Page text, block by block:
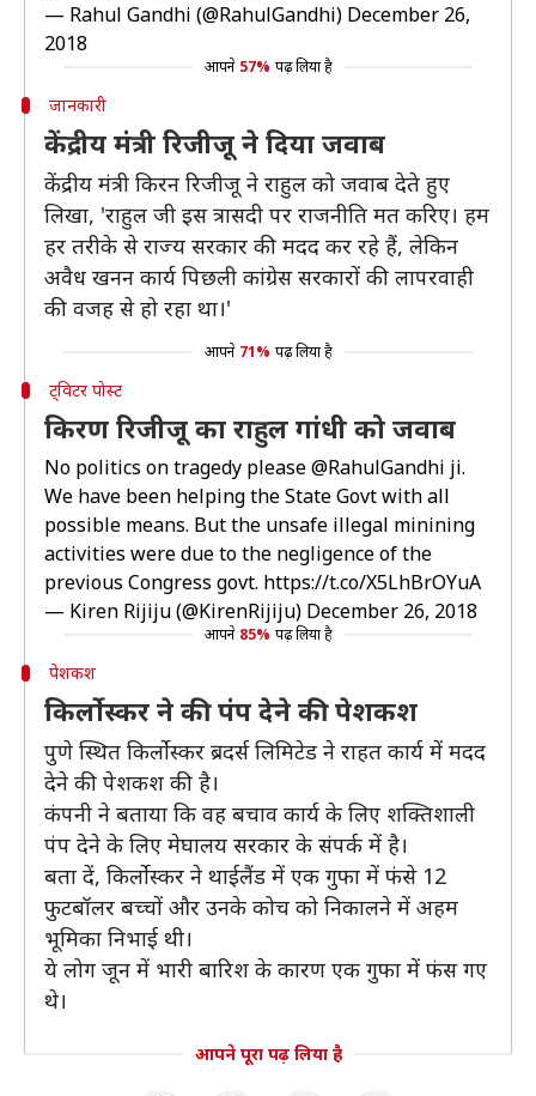
— Rahul Gandhi (@RahulGandhi) December 26,
2018
आपने 57% पढ़ लिया है
जानकारी
केंद्रीय मंत्री रिजीजू ने दिया जवाब
केंद्रीय मंत्री किरन रिजीजू ने राहुल को जवाब देते हुए
लिखा, 'राहुल जी इस त्रासदी पर राजनीति मत करिए। हम
हर तरीके से राज्य सरकार की मदद कर रहे हैं, लेकिन
अवैध खनन कार्य पिछली कांग्रेस सरकारों की लापरवाही
की वजह से हो रहा था।'
आपने 71% पढ़ लिया है
ट्विटर पोस्ट
किरण रिजीजू का राहुल गांधी को जवाब
No politics on tragedy please@RahulGandhi ji.
We have been helping the State Govt with all
possible means. But the unsafe illegal minining
activities were due to the negligence of the
previous Congress govt. https://t.co/X5LhBrOYuA
— Kiren Rijiju (@KirenRijiju) December 26, 2018
आपने 85% पढ़ लिया है
पेशकश
किर्लोस्कर ने की पंप देने की पेशकश
पुणे स्थित किर्लोस्कर ब्रदर्स लिमिटेड ने राहत कार्य में मदद
देने की पेशकश की है।
कंपनी ने बताया कि वह बचाव कार्य के लिए शक्तिशाली
पंप देने के लिए मेघालय सरकार के संपर्क में है।
बता दें, किर्लोस्कर ने थाईलैंड में एक गुफा में फंसे 12
फुटबॉलर बच्चों और उनके कोच को निकालने में अहम
भूमिका निभाई थी।
ये लोग जून में भारी बारिश के कारण एक गुफा में फंस गए
थे।
आपने पूरा पढ़ लिया है